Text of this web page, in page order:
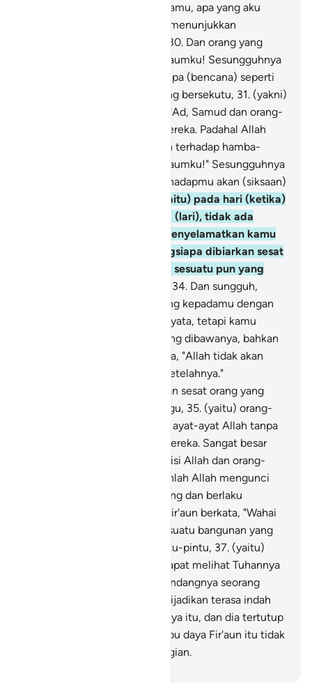
hanya mengemukakan kepadamu, apa yang aku
pandang baik; dan aku hanya menunjukkan
30. Dan orang yang
beriman itu berkata, "Wahai kaumku! Sesungguhnya
aku khawatir kamu akan ditimpa (bencana) seperti
hari kehancuran golongan yang bersekutu, 31. (yakni)
seperti kebiasaan kaum Nuh, 'Ad, Samud dan orang-
orang yang datang setelah mereka. Padahal Allah
tidak menghendaki kezaliman terhadap hamba-
Dan wahai kaumku!" Sesungguhnya
aku benar-benar khawatir terhadapmu akan (siksaan)
(yaitu) pada hari (ketika)
kamu berpaling ke belakang (lari), tidak ada
seorang pun yang mampu menyelamatkan kamu
dari (azab) Allah. Dan barangsiapa dibiarkan sesat
oleh Allah, niscaya tidak ada sesuatu pun yang
34. Dan sungguh,
sebelum itu Yusuf telah datang kepadamu dengan
membawa bukti-bukti yang nyata, tetapi kamu
senantiasa meragukan apa yang dibawanya, bahkan
ketika dia wafat, kamu berkata, "Allah tidak akan
mengirim seorang rasul pun setelahnya."
Demikianlah Allah membiarkan sesat orang yang
melampaui batas dan ragu-ragu, 35. (yaitu) orang-
orang yang memperdebatkan ayat-ayat Allah tanpa
alasan yang sampai kepada mereka. Sangat besar
kemurkaan (bagi mereka) di sisi Allah dan orang-
orang yang beriman. Demikianlah Allah mengunci
hati setiap orang yang sombong dan berlaku
Dan Fir'aun berkata, "Wahai
Haman! Buatkanlah untukku suatu bangunan yang
tinggi agar aku sampai ke pintu-pintu, 37. (yaitu)
pintu-pintu langit, agar aku dapat melihat Tuhannya
Musa, tetapi aku tetap memandangnya seorang
pendusta." Dan demikianlah dijadikan terasa indah
bagi Fir'aun perbuatan buruknya itu, dan dia tertutup
dari jalan (yang benar); dan tipu daya Fir'aun itu tidak
lain hanyalah membawa kerugian.